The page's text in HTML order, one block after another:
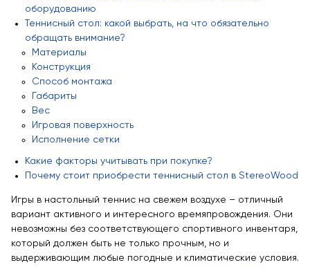
Пространственные сетки
Балансиры
Качели
Детские карусели
Качалки на пружине
Игровые домики
Канатные дороги
Песочницы
Теневые навесы для детских садов
Встраиваемые уличные батуты
Показать все товары
оборудованию
Теннисный стол: какой выбрать, на что обязательно
обращать внимание?
Материалы
Конструкция
Способ монтажа
Габариты
Вес
Игровая поверхность
Исполнение сетки
Какие факторы учитывать при покупке?
Почему стоит приобрести теннисный стол в StereoWood
Игры в настольный теннис на свежем воздухе – отличный
вариант активного и интересного времяпровождения. Они
невозможны без соответствующего спортивного инвентаря,
который должен быть не только прочным, но и
выдерживающим любые погодные и климатические условия.